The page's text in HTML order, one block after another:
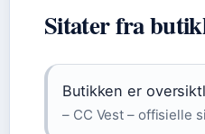
Sitater fra
Butikken er
– CC Vest – offisielle